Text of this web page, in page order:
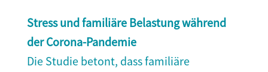
Stress und familiäre Belastung während
der Corona-Pandemie
Die Studie betont, dass familiäre